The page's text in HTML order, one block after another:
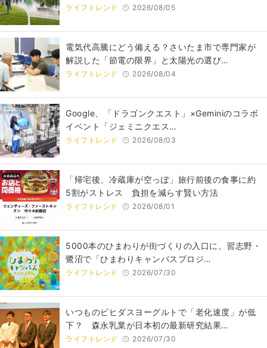
ライフトレンド 2026/08/05
電気代高騰にどう備える？さいたま市で専門家が
解説した「節電の限界」と太陽光の選び…
ライフトレンド 2026/08/04
Google、「ドラゴンクエスト」×Geminiのコラボ
イベント「ジェミニクエス…
ライフトレンド 2026/08/03
「帰宅後、冷蔵庫が空っぽ」旅行前後の食事に約
5割がストレス 負担を減らす賢い方法
ライフトレンド 2026/08/01
5000本のひまわりが街づくりの入口に。習志野・
鷺沼で「ひまわりキャンパスプロジ…
ライフトレンド 2026/07/30
いつものビヒダスヨーグルトで「老化速度」が低
下？ 森永乳業が日本初の最新研究結果…
ライフトレンド 2026/07/30